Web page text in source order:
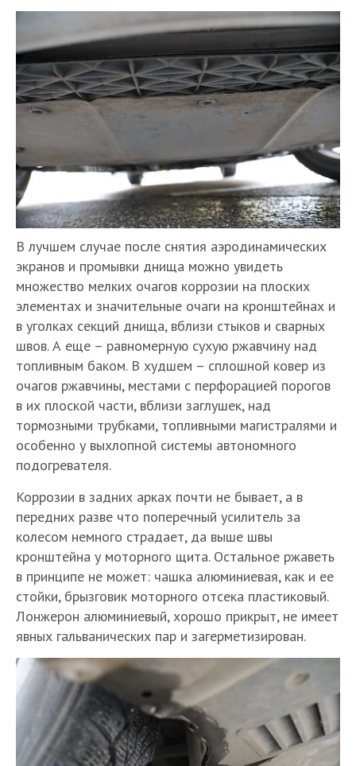
В лучшем случае после снятия аэродинамических
экранов и промывки днища можно увидеть
множество мелких очагов коррозии на плоских
элементах и значительные очаги на кронштейнах и
в уголках секций днища, вблизи стыков и сварных
швов. А еще – равномерную сухую ржавчину над
топливным баком. В худшем – сплошной ковер из
очагов ржавчины, местами с перфорацией порогов
в их плоской части, вблизи заглушек, над
тормозными трубками, топливными магистралями и
особенно у выхлопной системы автономного
подогревателя.
Коррозии в задних арках почти не бывает, а в
передних разве что поперечный усилитель за
колесом немного страдает, да выше швы
кронштейна у моторного щита. Остальное ржаветь
в принципе не может: чашка алюминиевая, как и ее
стойки, брызговик моторного отсека пластиковый.
Лонжерон алюминиевый, хорошо прикрыт, не имеет
явных гальванических пар и загерметизирован.